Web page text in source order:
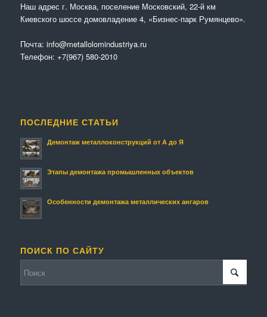
Наш адрес г. Москва, поселение Московский, 22-й км
Киевского шоссе домовладение 4, «Бизнес-парк Румянцево».
Почта: info@metallolomindustriya.ru
Телефон: +7(967) 580-2010
ПОСЛЕДНИЕ СТАТЬИ
Демонтаж металлоконструкций от А до Я
Этапы демонтажа промышленных объектов
Особенности демонтажа металлических ангаров
ПОИСК ПО САЙТУ